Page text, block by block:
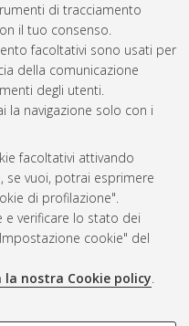
di tracciamento
il tuo consenso.
facoltativi sono usati per
della comunicazione
degli utenti.
la navigazione solo con i
facoltativi attivando
se vuoi, potrai esprimere
di profilazione".
e verificare lo stato dei
cookie" del
la nostra Cookie policy.